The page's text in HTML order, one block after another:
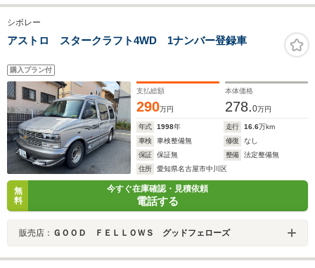
シボレー
アストロ スタークラフト4WD 1ナンバー登録車
購入プラン付
支払総額
290万円
本体価格
278.0万円
年式 1998年 走行 16.6万km
車検
車検整備無 修復
なし
保証
保証無 整備
法定整備無
住所
愛知県名古屋市中川区
無
料
今すぐ在庫確認・見積依頼
電話する
販売店： ＧＯＯＤ ＦＥＬＬＯＷＳ グッドフェローズ